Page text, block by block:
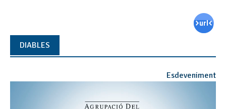
DIABLES
Esdeveniment